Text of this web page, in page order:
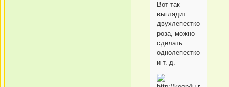
Вот так
выглядит
двухлепестковая
роза, можно
сделать
однолепестковую
и т. д.